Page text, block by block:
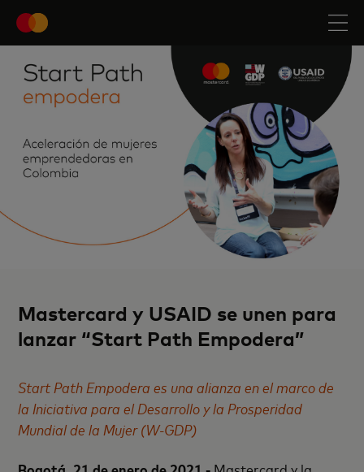
Mastercard y USAID se unen para
lanzar “Start Path Empodera”
Start Path Empodera es una alianza en el marco de
la Iniciativa para el Desarrollo y la Prosperidad
Mundial de la Mujer (W-GDP)